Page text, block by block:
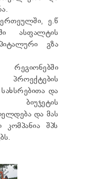
ე.წ
ასფალტის
გზა
და
და მას
კომპანია შპს